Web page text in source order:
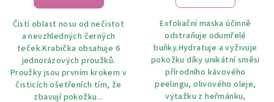
z
5
hvězdiček.
Čistí oblast nosu od nečistot
a nevzhledných černých
teček.Krabička obsahuje 6
jednorázových proužků.
Proužky jsou prvním krokem v
čisticích ošetřeních tím, že
zbavují pokožku...
Exfoliační maska účinně
odstraňuje odumřelé
buňky.Hydratuje a vyživuje
pokožku díky unikátní směsi
přírodního kávového
peelingu, olivového oleje,
výtažku z heřmánku,